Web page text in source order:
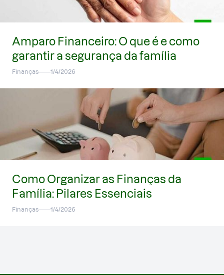
Amparo Financeiro: O que é e como
garantir a segurança da família
Finanças 1/4/2026
Como Organizar as Finanças da
Família: Pilares Essenciais
Finanças 1/4/2026